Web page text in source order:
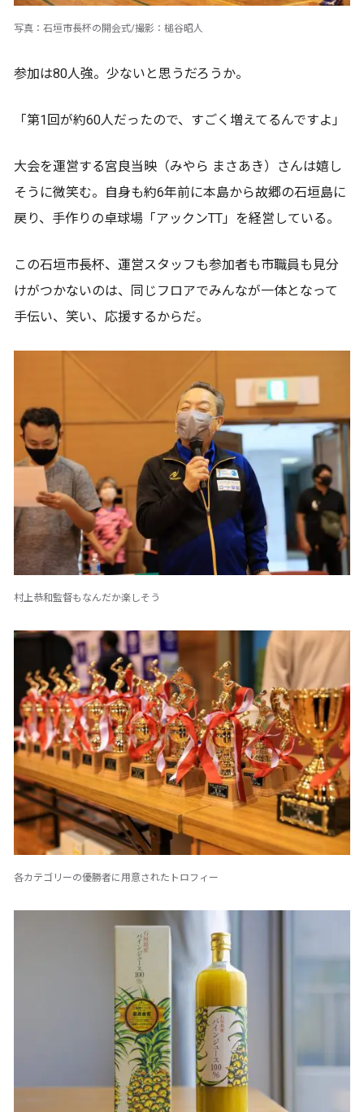
写真：石垣市長杯の開会式/撮影：槌谷昭人
参加は80人強。少ないと思うだろうか。
「第1回が約60人だったので、すごく増えてるんですよ」
大会を運営する宮良当映（みやら まさあき）さんは嬉し
そうに微笑む。自身も約6年前に本島から故郷の石垣島に
戻り、手作りの卓球場「アックンTT」を経営している。
この石垣市長杯、運営スタッフも参加者も市職員も見分
けがつかないのは、同じフロアでみんなが一体となって
手伝い、笑い、応援するからだ。
村上恭和監督もなんだか楽しそう
各カテゴリーの優勝者に用意されたトロフィー